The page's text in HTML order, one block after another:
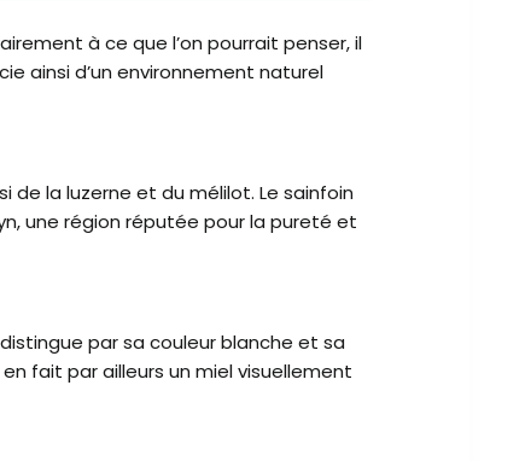
à ce que l’on pourrait penser, il
ainsi d’un environnement naturel
de la luzerne et du mélilot. Le sainfoin
une région réputée pour la pureté et
par sa couleur blanche et sa
fait par ailleurs un miel visuellement